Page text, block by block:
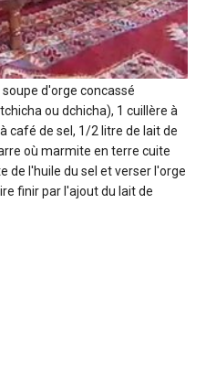
d'orge concassé
ou dchicha), 1 cuillère à
café de sel, 1/2 litre de lait de
où marmite en terre cuite
l'huile du sel et verser l'orge
finir par l'ajout du lait de